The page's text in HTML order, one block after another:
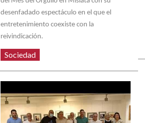
desenfadado espectáculo en el que el
entretenimiento coexiste con la
reivindicación.
Sociedad